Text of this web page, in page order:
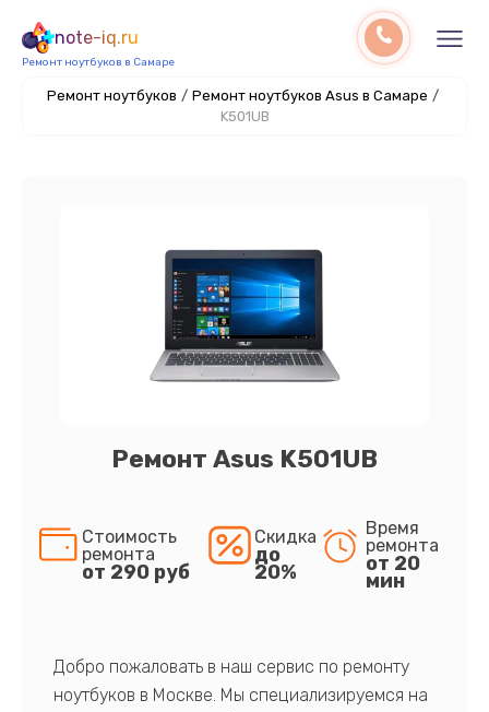
note-iq.ru
Ремонт ноутбуков в Самаре
Ремонт ноутбуков / Ремонт ноутбуков Asus в Самаре /
K501UB
Ремонт Asus K501UB
Стоимость
ремонта
от 290 руб
Скидка
до
20%
Время
ремонта
от 20
мин
Добро пожаловать в наш сервис по ремонту
ноутбуков в Москве. Мы специализируемся на